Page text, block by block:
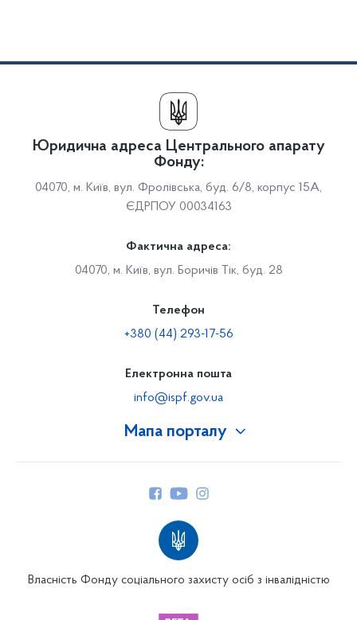
Мапа порталу
Юридична адреса Центрального апарату
Фонду:
04070, м. Київ, вул. Фролівська, буд. 6/8, корпус 15А,
ЄДРПОУ 00034163
Фактична адреса:
04070, м. Київ, вул. Боричів Тік, буд. 28
Телефон
+380 (44) 293-17-56
Електронна пошта
info@ispf.gov.ua
Власність Фонду соціального захисту осіб з інвалідністю